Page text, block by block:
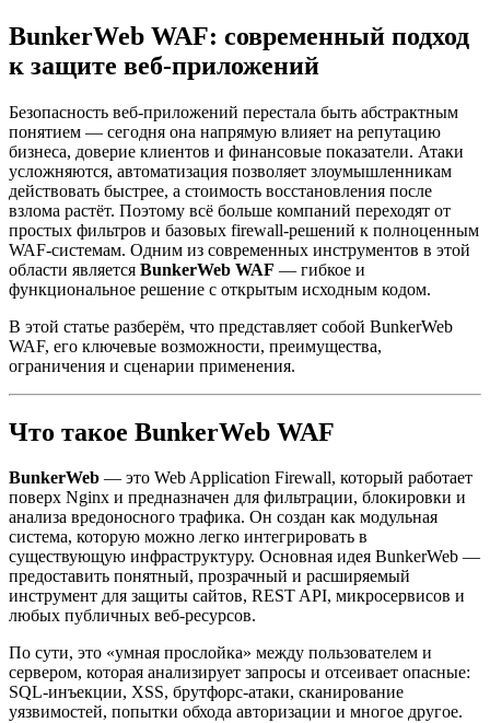
BunkerWeb WAF: современный подход
к защите веб-приложений
Безопасность веб-приложений перестала быть абстрактным
понятием — сегодня она напрямую влияет на репутацию
бизнеса, доверие клиентов и финансовые показатели. Атаки
усложняются, автоматизация позволяет злоумышленникам
действовать быстрее, а стоимость восстановления после
взлома растёт. Поэтому всё больше компаний переходят от
простых фильтров и базовых firewall-решений к полноценным
WAF-системам. Одним из современных инструментов в этой
области является BunkerWeb WAF — гибкое и
функциональное решение с открытым исходным кодом.
В этой статье разберём, что представляет собой BunkerWeb
WAF, его ключевые возможности, преимущества,
ограничения и сценарии применения.
Что такое BunkerWeb WAF
BunkerWeb — это Web Application Firewall, который работает
поверх Nginx и предназначен для фильтрации, блокировки и
анализа вредоносного трафика. Он создан как модульная
система, которую можно легко интегрировать в
существующую инфраструктуру. Основная идея BunkerWeb —
предоставить понятный, прозрачный и расширяемый
инструмент для защиты сайтов, REST API, микросервисов и
любых публичных веб-ресурсов.
По сути, это «умная прослойка» между пользователем и
сервером, которая анализирует запросы и отсеивает опасные:
SQL-инъекции, XSS, брутфорс-атаки, сканирование
уязвимостей, попытки обхода авторизации и многое другое.